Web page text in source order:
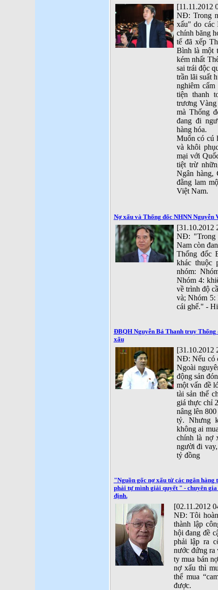
[11.11.2012
NĐ: Trong
xấu" do các
chính băng
tế đã xếp
Bình là một
kém nhất
sai trái độc
trần lãi suất
nghiêm
tiện thanh
trương
mà Thống
đang đi
hàng hóa.
Muốn có cú
và khôi
mại với
tiệt trừ
Ngân hàng,
đằng lam
Việt Nam.
Nợ xấu và Thống đốc NHNN Nguyễn
[31.10.2012
NĐ: "Trong
Nam còn
Thống đốc
khác thuộc
nhóm:
Nhóm 4:
về trình độ
và; Nhóm 5:
cái ghế." -
ĐBQH Nguyễn Bá Thanh truy Thống
xấu
[31.10.2012
NĐ: Nếu có
Ngoài
động sản
một vấn đề
tài sản thế
giá thực chỉ
nâng lên
tỷ. Nhưng
không ai
chính là nợ
người đi
tỷ đồng
"Nguồn gốc nợ xấu từ các ngân
phải tự mình giải quyết " - chuyên
định.
[02.11.2012
NĐ: Tôi
thành lập
hội đang đề
phải lập ra
nước đứng ra
ty mua bán
nợ xấu thì
thể mua
được.